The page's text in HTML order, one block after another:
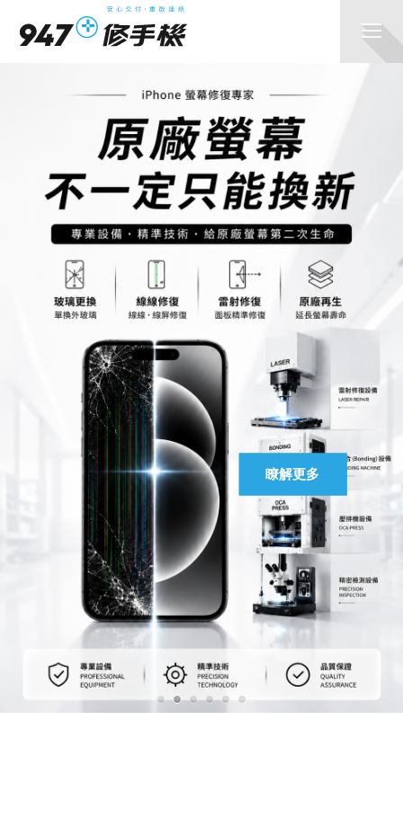
馬上聯絡 瞭解更多
瞭解更多